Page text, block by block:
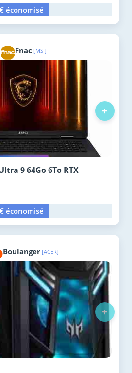
économisé
Fnac [MSI]
9 64Go 6To RTX
économisé
+
Boulanger [ACER]
+